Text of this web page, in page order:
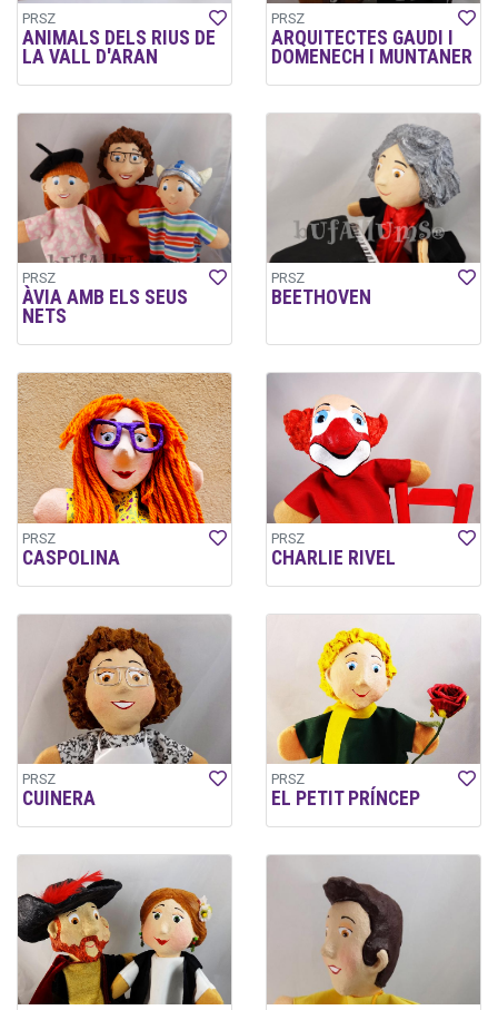
PRSZ
ANIMALS DELS RIUS DE
LA VALL D'ARAN
PRSZ
ARQUITECTES GAUDI I
DOMENECH I MUNTANER
PRSZ
ÀVIA AMB ELS SEUS
NETS
PRSZ
BEETHOVEN
PRSZ
CASPOLINA
PRSZ
CHARLIE RIVEL
PRSZ
CUINERA
PRSZ
EL PETIT PRÍNCEP